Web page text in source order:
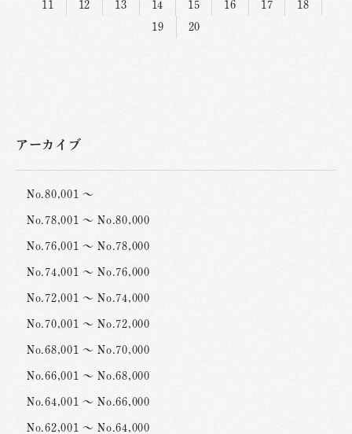
11
12 13 14 15 16 17
18
19
20
アーカイブ
No.80,001 ～
No.78,001 ～ No.80,000
No.76,001 ～ No.78,000
No.74,001 ～ No.76,000
No.72,001 ～ No.74,000
No.70,001 ～ No.72,000
No.68,001 ～ No.70,000
No.66,001 ～ No.68,000
No.64,001 ～ No.66,000
No.62,001 ～ No.64,000